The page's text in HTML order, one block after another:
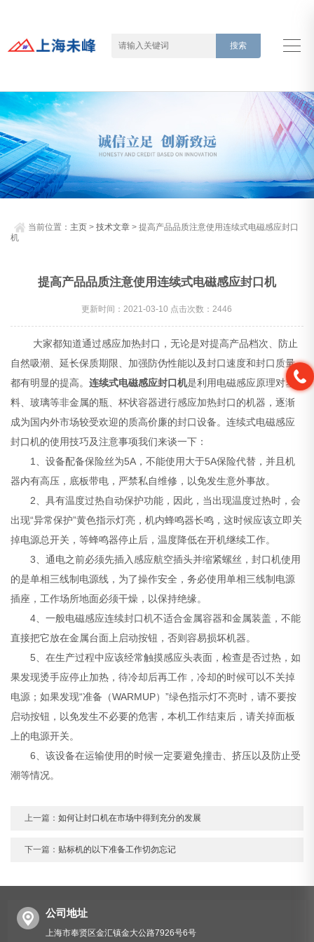
当前位置： 主页 >技术文章 > 提高产品品质注意使用连续式电磁感应封口
机
提高产品品质注意使用连续式电磁感应封口机
更新时间：2021-03-10 点击次数：2446
大家都知道通过感应加热封口，无论是对提高产品档次、防止
自然吸潮、延长保质期限、加强防伪性能以及封口速度和封口质量
都有明显的提高。连续式电磁感应封口机是利用电磁感应原理对塑
料、玻璃等非金属的瓶、杯状容器进行感应加热封口的机器，逐渐
成为国内外市场较受欢迎的质高价廉的封口设备。连续式电磁感应
封口机的使用技巧及注意事项我们来谈一下：
1、设备配备保险丝为5A，不能使用大于5A保险代替，并且机
器内有高压，底板带电，严禁私自维修，以免发生意外事故。
2、具有温度过热自动保护功能，因此，当出现温度过热时，会
出现“异常保护”黄色指示灯亮，机内蜂鸣器长鸣，这时候应该立即关
掉电源总开关，等蜂鸣器停止后，温度降低在开机继续工作。
3、通电之前必须先插入感应航空插头并缩紧螺丝，封口机使用
的是单相三线制电源线，为了操作安全，务必使用单相三线制电源
插座，工作场所地面必须干燥，以保持绝缘。
4、一般电磁感应连续封口机不适合金属容器和金属装盖，不能
直接把它放在金属台面上启动按钮，否则容易损坏机器。
5、在生产过程中应该经常触摸感应头表面，检查是否过热，如
果发现烫手应停止加热，待冷却后再工作，冷却的时候可以不关掉
电源；如果发现“准备（WARMUP）”绿色指示灯不亮时，请不要按
启动按钮，以免发生不必要的危害，本机工作结束后，请关掉面板
上的电源开关。
6、该设备在运输使用的时候一定要避免撞击、挤压以及防止受
潮等情况。
上一篇：如何让封口机在市场中得到充分的发展
下一篇： 贴标机的以下准备工作切勿忘记
公司地址
上海市奉贤区金汇镇金大公路7926号6号